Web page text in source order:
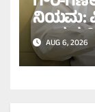
ನಿಯಮ:
ಎಂದ
AUG 6, 2026